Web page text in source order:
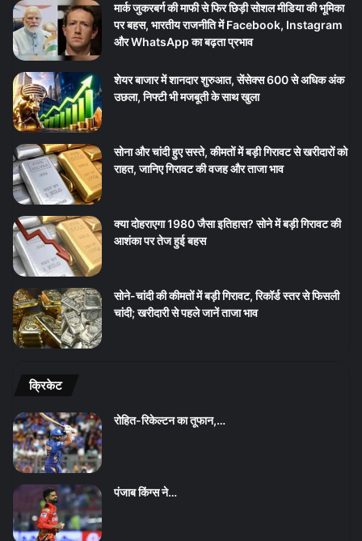
मार्क जुकरबर्ग की माफी से फिर छिड़ी सोशल मीडिया की भूमिका
पर बहस, भारतीय राजनीति में Facebook, Instagram
और WhatsApp का बढ़ता प्रभाव
शेयर बाजार में शानदार शुरुआत, सेंसेक्स 600 से अधिक अंक
उछला, निफ्टी भी मजबूती के साथ खुला
सोना और चांदी हुए सस्ते, कीमतों में बड़ी गिरावट से खरीदारों को
राहत, जानिए गिरावट की वजह और ताजा भाव
क्या दोहराएगा 1980 जैसा इतिहास? सोने में बड़ी गिरावट की
आशंका पर तेज हुई बहस
सोने-चांदी की कीमतों में बड़ी गिरावट, रिकॉर्ड स्तर से फिसली
चांदी; खरीदारी से पहले जानें ताजा भाव
क्रिकेट
रोहित-रिकेल्टन का तूफान,…
पंजाब किंग्स ने…